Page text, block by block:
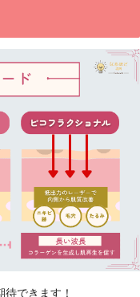
待できます！